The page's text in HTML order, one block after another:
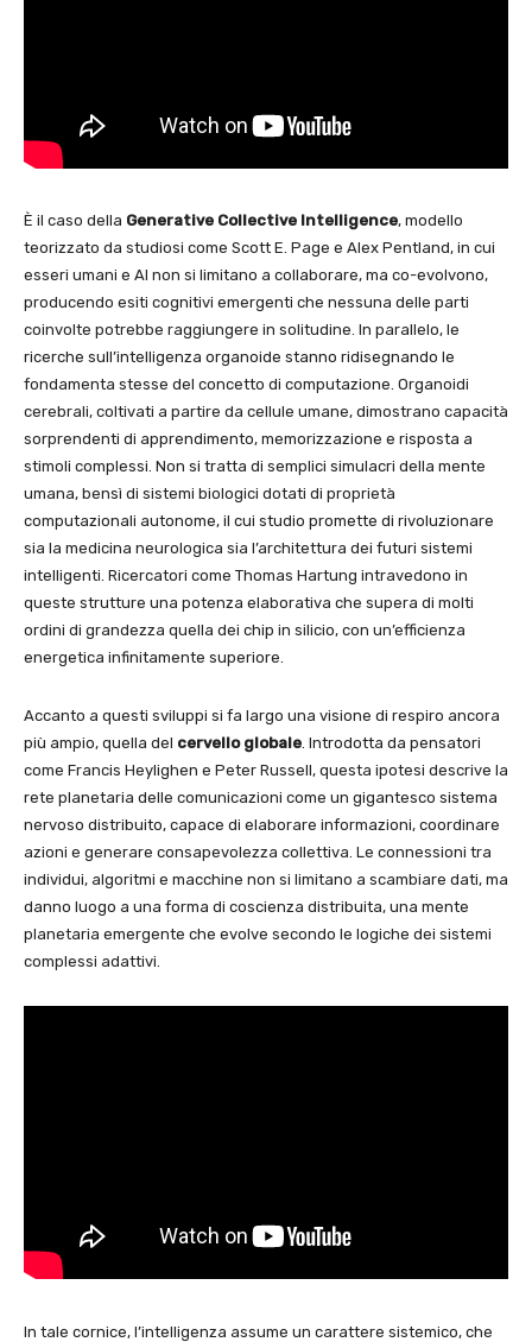
È il caso della Generative Collective Intelligence, modello
teorizzato da studiosi come Scott E. Page e Alex Pentland, in cui
esseri umani e AI non si limitano a collaborare, ma co-evolvono,
producendo esiti cognitivi emergenti che nessuna delle parti
coinvolte potrebbe raggiungere in solitudine. In parallelo, le
ricerche sull’intelligenza organoide stanno ridisegnando le
fondamenta stesse del concetto di computazione. Organoidi
cerebrali, coltivati a partire da cellule umane, dimostrano capacità
sorprendenti di apprendimento, memorizzazione e risposta a
stimoli complessi. Non si tratta di semplici simulacri della mente
umana, bensì di sistemi biologici dotati di proprietà
computazionali autonome, il cui studio promette di rivoluzionare
sia la medicina neurologica sia l’architettura dei futuri sistemi
intelligenti. Ricercatori come Thomas Hartung intravedono in
queste strutture una potenza elaborativa che supera di molti
ordini di grandezza quella dei chip in silicio, con un’efficienza
energetica infinitamente superiore.
Accanto a questi sviluppi si fa largo una visione di respiro ancora
più ampio, quella del cervello globale. Introdotta da pensatori
come Francis Heylighen e Peter Russell, questa ipotesi descrive la
rete planetaria delle comunicazioni come un gigantesco sistema
nervoso distribuito, capace di elaborare informazioni, coordinare
azioni e generare consapevolezza collettiva. Le connessioni tra
individui, algoritmi e macchine non si limitano a scambiare dati, ma
danno luogo a una forma di coscienza distribuita, una mente
planetaria emergente che evolve secondo le logiche dei sistemi
complessi adattivi.
In tale cornice, l’intelligenza assume un carattere sistemico, che